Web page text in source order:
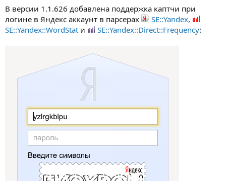
В версии 1.1.626 добавлена поддержка каптчи при
логине в Яндекс аккаунт в парсерах
SE::Yandex,
SE::Yandex::WordStat и SE::Yandex::Direct::Frequency: